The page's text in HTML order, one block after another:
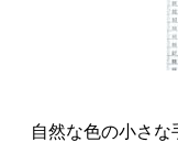
自然な色の小さな